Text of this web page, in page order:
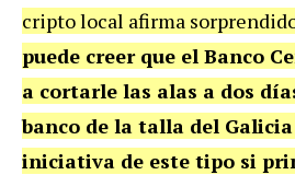
cripto local afirma
puede creer que el Banco
a cortarle las alas a dos
banco de la talla del
iniciativa de este tipo si